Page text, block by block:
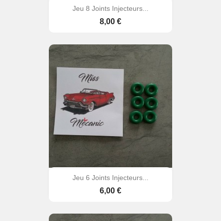
Jeu 8 Joints Injecteurs...
Prix
8,00 €
Jeu 6 Joints Injecteurs...
Prix
6,00 €